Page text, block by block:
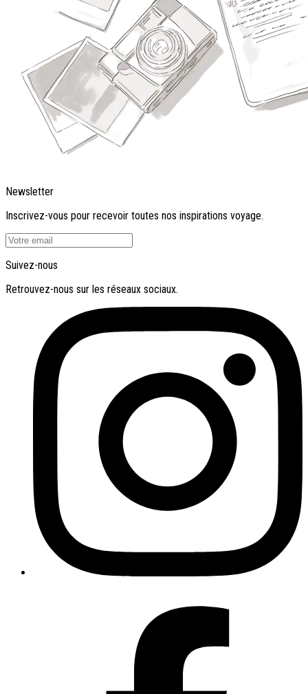
Newsletter
Inscrivez-vous pour recevoir toutes nos inspirations voyage.
Suivez-nous
Retrouvez-nous sur les réseaux sociaux.